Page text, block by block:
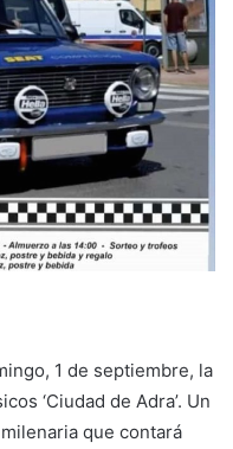
1 de septiembre, la
‘Ciudad de Adra’. Un
que contará